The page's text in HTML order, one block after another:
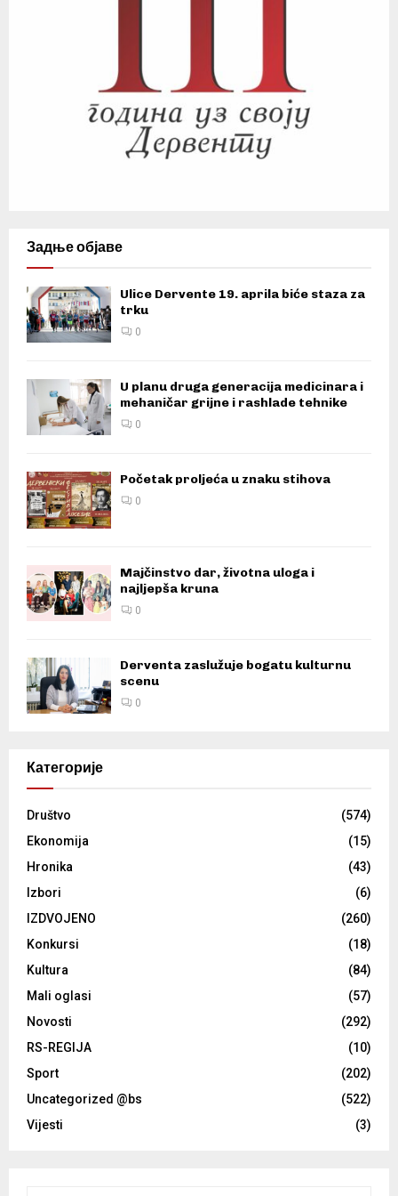
Задње објаве
Ulice Dervente 19. aprila biće staza za
trku
0
U planu druga generacija medicinara i
mehaničar grijne i rashlade tehnike
0
Početak proljeća u znaku stihova
0
Majčinstvo dar, životna uloga i
najljepša kruna
0
Derventa zaslužuje bogatu kulturnu
scenu
0
Категорије
Društvo
(574)
Ekonomija
(15)
Hronika
(43)
Izbori
(6)
IZDVOJENO
(260)
Konkursi
(18)
Kultura
(84)
Mali oglasi
(57)
Novosti
(292)
RS-REGIJA
(10)
Sport
(202)
Uncategorized @bs
(522)
Vijesti
(3)